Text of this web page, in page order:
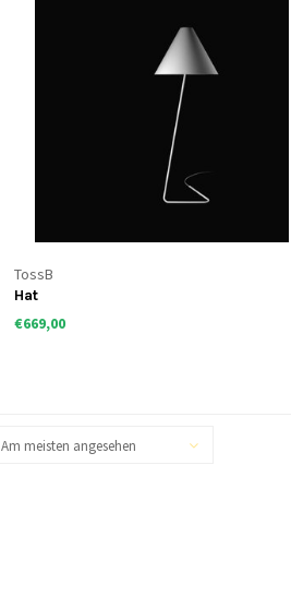
TossB
Hat
€669,00
Am meisten angesehen